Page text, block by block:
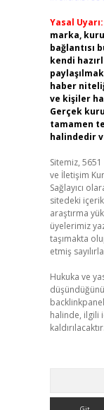
Yasal Uyarı:
marka,
bağlantısı
kendi
haber
ve kişiler
Gerçek
tamamen
halindedir
Sitemiz,
ve İletişim
Sağlayıcı
sitedeki
araştırma
üyelerimiz
taşımakta
etmiş
Hukuka ve
halinde, ilgili
kaldırılacaktır.